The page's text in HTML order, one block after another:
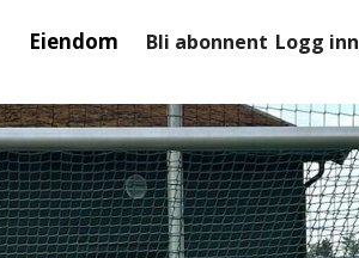
Eiendom Bli abonnent Logg inn